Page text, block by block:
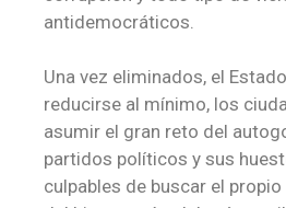
antidemocráticos.
Una vez eliminados, el
reducirse al mínimo, los
asumir el gran reto del
partidos políticos y sus
culpables de buscar el